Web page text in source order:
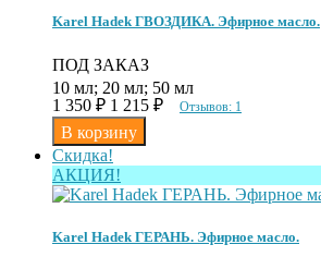
Karel Hadek ГВОЗДИКА. Эфирное масло.
ПОД ЗАКАЗ
10 мл; 20 мл; 50 мл
1 350 ₽ 1 215 ₽ Отзывов: 1
Скидка!
АКЦИЯ!
Karel Hadek ГЕРАНЬ. Эфирное масло.